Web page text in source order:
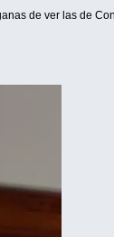
de ver las de